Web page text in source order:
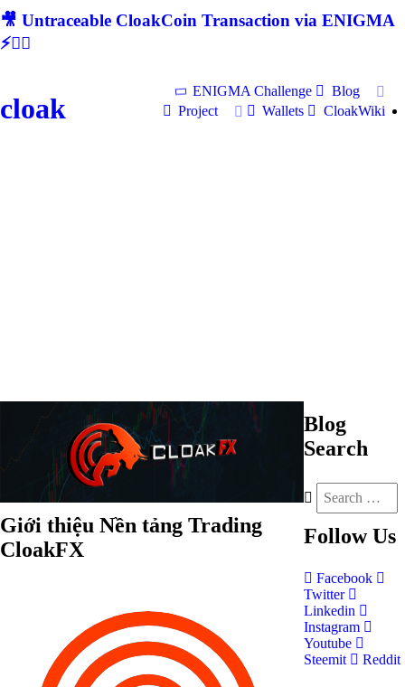
🎥 Untraceable CloakCoin Transaction via ENIGMA
⚡🕵‍♂
cloak
ENIGMA Challenge
Blog
Project
Wallets CloakWiki
Giới thiệu Nền tảng Trading
CloakFX
Blog
Search
Follow Us
Facebook
Twitter
Linkedin
Instagram
Youtube
Steemit
Reddit